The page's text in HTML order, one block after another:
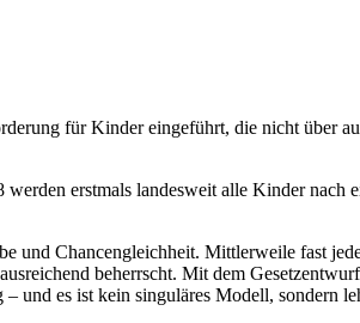
für Kinder eingeführt, die nicht über
erstmals landesweit alle Kinder nach
und Chancengleichheit. Mittlerweile fast
beherrscht. Mit dem
und es ist kein singuläres Modell, sondern